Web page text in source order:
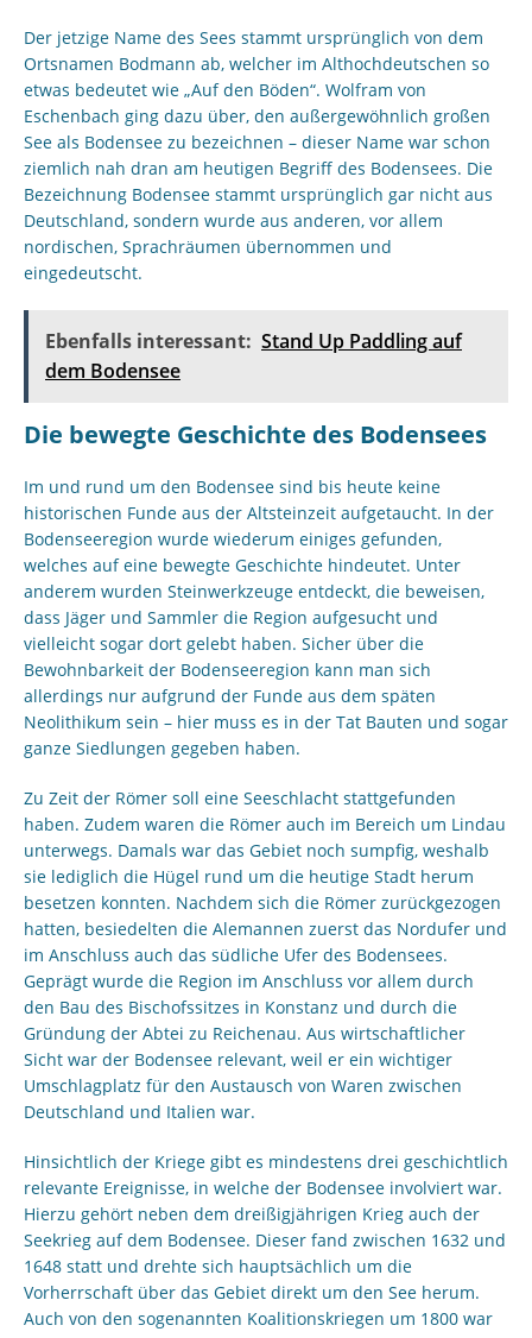
Der jetzige Name des Sees stammt ursprünglich von dem
Ortsnamen Bodmann ab, welcher im Althochdeutschen so
etwas bedeutet wie „Auf den Böden“. Wolfram von
Eschenbach ging dazu über, den außergewöhnlich großen
See als Bodensee zu bezeichnen – dieser Name war schon
ziemlich nah dran am heutigen Begriff des Bodensees. Die
Bezeichnung Bodensee stammt ursprünglich gar nicht aus
Deutschland, sondern wurde aus anderen, vor allem
nordischen, Sprachräumen übernommen und
eingedeutscht.
Ebenfalls interessant: Stand Up Paddling auf
dem Bodensee
Die bewegte Geschichte des Bodensees
Im und rund um den Bodensee sind bis heute keine
historischen Funde aus der Altsteinzeit aufgetaucht. In der
Bodenseeregion wurde wiederum einiges gefunden,
welches auf eine bewegte Geschichte hindeutet. Unter
anderem wurden Steinwerkzeuge entdeckt, die beweisen,
dass Jäger und Sammler die Region aufgesucht und
vielleicht sogar dort gelebt haben. Sicher über die
Bewohnbarkeit der Bodenseeregion kann man sich
allerdings nur aufgrund der Funde aus dem späten
Neolithikum sein – hier muss es in der Tat Bauten und sogar
ganze Siedlungen gegeben haben.
Zu Zeit der Römer soll eine Seeschlacht stattgefunden
haben. Zudem waren die Römer auch im Bereich um Lindau
unterwegs. Damals war das Gebiet noch sumpfig, weshalb
sie lediglich die Hügel rund um die heutige Stadt herum
besetzen konnten. Nachdem sich die Römer zurückgezogen
hatten, besiedelten die Alemannen zuerst das Nordufer und
im Anschluss auch das südliche Ufer des Bodensees.
Geprägt wurde die Region im Anschluss vor allem durch
den Bau des Bischofssitzes in Konstanz und durch die
Gründung der Abtei zu Reichenau. Aus wirtschaftlicher
Sicht war der Bodensee relevant, weil er ein wichtiger
Umschlagplatz für den Austausch von Waren zwischen
Deutschland und Italien war.
Hinsichtlich der Kriege gibt es mindestens drei geschichtlich
relevante Ereignisse, in welche der Bodensee involviert war.
Hierzu gehört neben dem dreißigjährigen Krieg auch der
Seekrieg auf dem Bodensee. Dieser fand zwischen 1632 und
1648 statt und drehte sich hauptsächlich um die
Vorherrschaft über das Gebiet direkt um den See herum.
Auch von den sogenannten Koalitionskriegen um 1800 war